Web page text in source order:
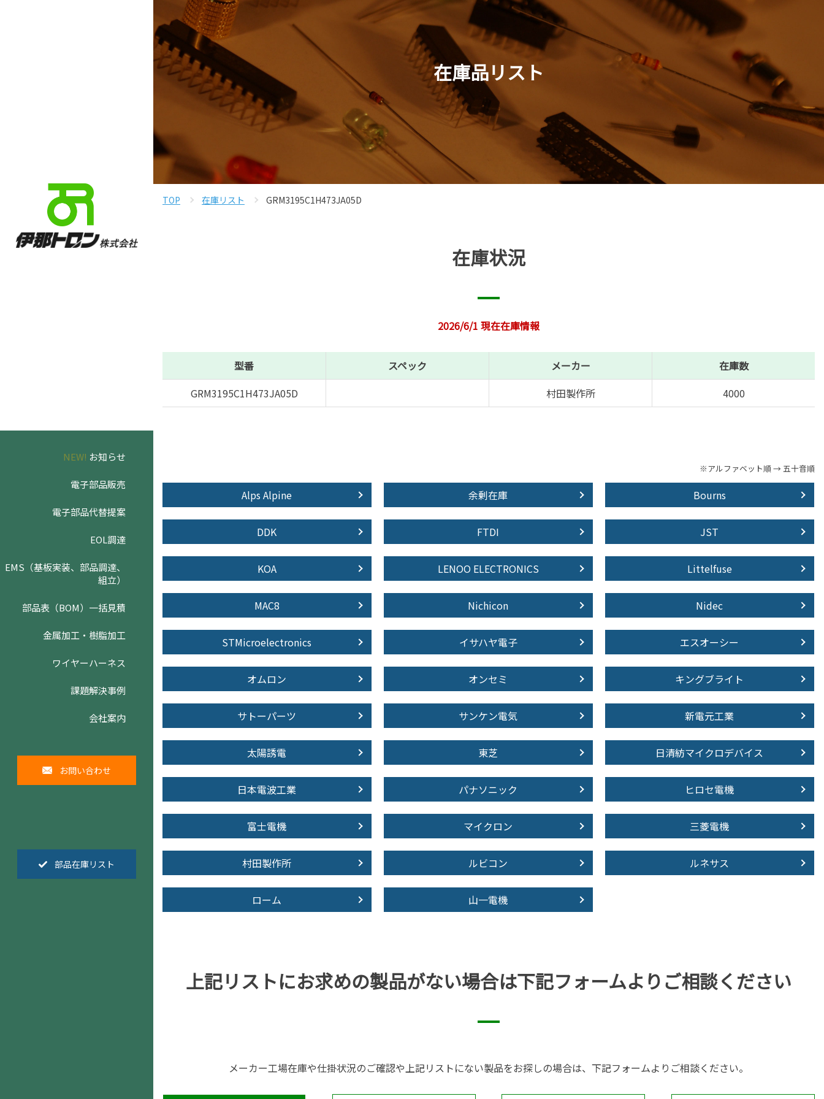
NEW! お知らせ
電子部品販売
電子部品代替提案
EOL調達
EMS（基板実装、部品調達、
組立）
部品表（BOM）一括見積
金属加工・樹脂加工
ワイヤーハーネス
課題解決事例
会社案内
お問い合わせ
部品在庫リスト
在庫品リスト
TOP 在庫リスト GRM3195C1H473JA05D
在庫状況
2026/6/1 現在在庫情報
型番 スペック メーカー
在庫数
GRM3195C1H473JA05D
村田製作所 4000
※アルファベット順 → 五十音順
Alps Alpine 余剰在庫 Bourns
DDK FTDI JST
KOA LENOO ELECTRONICS Littelfuse
MAC8 Nichicon Nidec
STMicroelectronics イサハヤ電子 エスオーシー
オムロン オンセミ キングブライト
サトーパーツ サンケン電気 新電元工業
太陽誘電 東芝 日清紡マイクロデバイス
日本電波工業 パナソニック ヒロセ電機
富士電機 マイクロン 三菱電機
村田製作所 ルビコン ルネサス
ローム 山一電機
上記リストにお求めの製品がない場合は下記フォームよりご相談ください
メーカー工場在庫や仕掛状況のご確認や上記リストにない製品をお探しの場合は、下記フォームよりご相談ください。